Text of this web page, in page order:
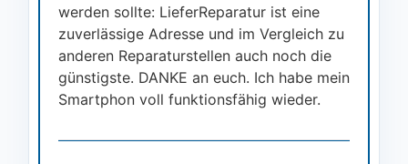
werden sollte: LieferReparatur ist eine
zuverlässige Adresse und im Vergleich zu
anderen Reparaturstellen auch noch die
günstigste. DANKE an euch. Ich habe mein
Smartphon voll funktionsfähig wieder.